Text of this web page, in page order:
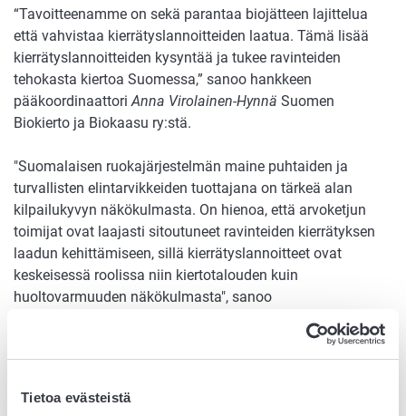
Tietoa evästeistä
“Tavoitteenamme on sekä parantaa biojätteen lajittelua
että vahvistaa kierrätyslannoitteiden laatua. Tämä lisää
kierrätyslannoitteiden kysyntää ja tukee ravinteiden
tehokasta kiertoa Suomessa,” sanoo hankkeen
pääkoordinaattoriAnna Virolainen-Hynnä Suomen
Biokierto ja Biokaasu ry:stä.
"Suomalaisen ruokajärjestelmän maine puhtaiden ja
turvallisten elintarvikkeiden tuottajana on tärkeä alan
kilpailukyvyn näkökulmasta. On hienoa, että arvoketjun
toimijat ovat laajasti sitoutuneet ravinteiden kierrätyksen
laadun kehittämiseen, sillä kierrätyslannoitteet ovat
keskeisessä roolissa niin kiertotalouden kuin
huoltovarmuuden näkökulmasta", sanoo
kierrätyslannoitteiden laadun ja hyväksyttävyyden